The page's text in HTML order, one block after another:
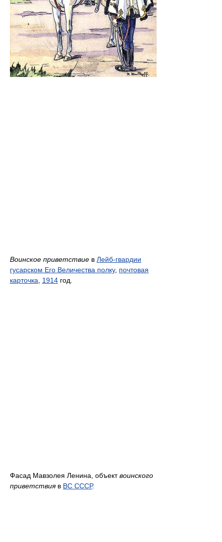
Воинское приветствие в Лейб-гвардии
гусарском Его Величества полку, почтовая
карточка, 1914 год.
Фасад Мавзолея Ленина, объектвоинского
приветствияв ВС СССР.